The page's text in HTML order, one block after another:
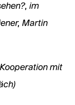
im
Martin
mit